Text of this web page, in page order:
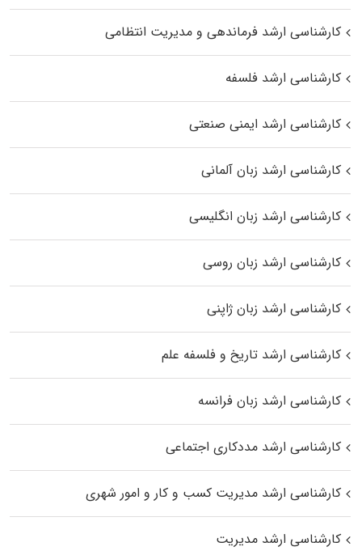
کارشناسی ارشد فرماندهی و مدیریت انتظامی
کارشناسی ارشد فلسفه
کارشناسی ارشد ایمنی صنعتی
کارشناسی ارشد زبان آلمانی
کارشناسی ارشد زبان انگلیسی
کارشناسی ارشد زبان روسی
کارشناسی ارشد زبان ژاپنی
کارشناسی ارشد تاریخ و فلسفه علم
کارشناسی ارشد زبان فرانسه
کارشناسی ارشد مددکاری اجتماعی
کارشناسی ارشد مدیریت کسب و کار و امور شهری
کارشناسی ارشد مدیریت